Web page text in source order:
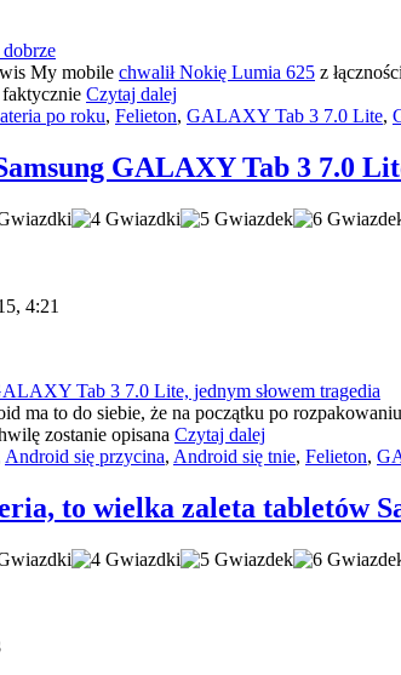
My mobile chwalił Nokię Lumia 625 z
Czytaj dalej
po roku, Felieton, GALAXY Tab 3 7.0 Lite,
GALAXY Tab 3 7.0
4:21
ma to do siebie, że na początku po
zostanie opisana Czytaj dalej
Android się przycina, Android się tnie, Felieton,
to wielka zaleta tabletów